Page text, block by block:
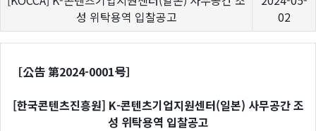
성 위탁용역 입찰공고
02
［公告 第2024-0001号］
[한국콘텐츠진흥원] K-콘텐츠기업지원센터(일본) 사무공간 조
성 위탁용역 입찰공고